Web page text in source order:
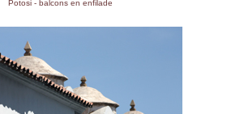
Potosi - balcons en enfilade